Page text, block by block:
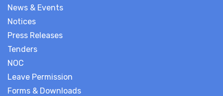
News & Events
Notices
Press Releases
Tenders
NOC
Leave Permission
Forms & Downloads